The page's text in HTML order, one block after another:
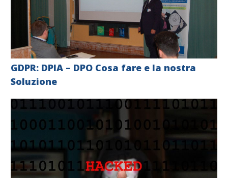
GDPR: DPIA – DPO Cosa fare e la nostra
Soluzione